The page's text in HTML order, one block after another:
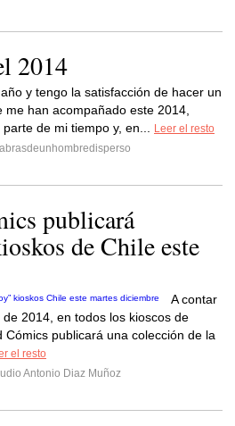
2014
y tengo la satisfacción de hacer un
han acompañado este 2014,
de mi tiempo y, en...
Leer el resto
publicará
de Chile este
A contar
2014, en todos los kioscos de
Cómics publicará una colección de la
el resto
Antonio Diaz Muñoz